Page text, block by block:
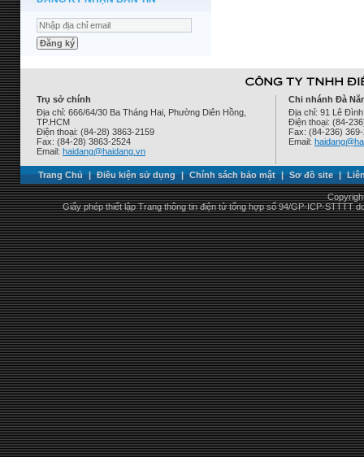
Trụ sở chính
Địa chỉ: 666/64/30 Ba Tháng Hai, Phường Diên Hồng,
TP.HCM
Điện thoại: (84-28) 3863-2159
Fax: (84-28) 3863-2524
Email: haidang@haidang.vn
Chi nhánh Đà
Địa chỉ: 91 Lê
Điện thoại: (84-
Fax: (84-236)
Email:
Trang Chủ | Điều kiện sử dụng | Chính sách bảo mật | Sơ đồ site |
Giấy phép thiết lập Trang thông tin điện tử tổng hợp số 94/GP-ICP-STTTT